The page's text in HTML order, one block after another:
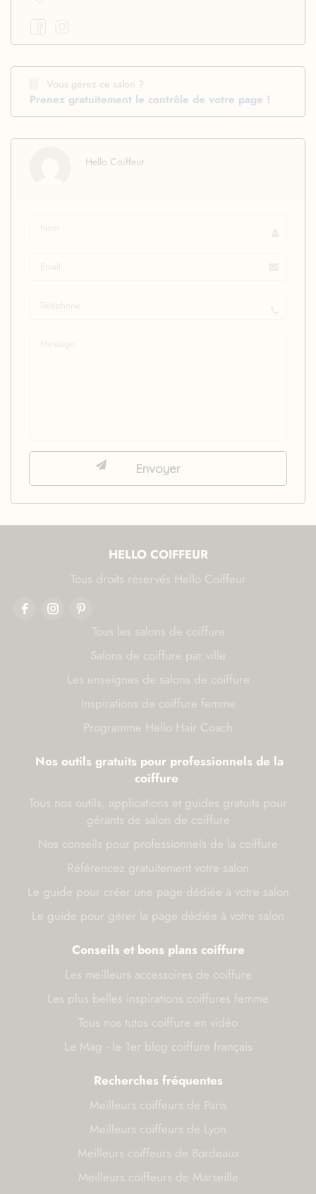
Vous gérez ce salon ?
Prenez gratuitement le contrôle de votre page !
Hello Coiffeur
HELLO COIFFEUR
Tous droits réservés Hello Coiffeur
Tous les salons de coiffure
Salons de coiffure par ville
Les enseignes de salons de coiffure
Inspirations de coiffure femme
Programme Hello Hair Coach
Nos outils gratuits pour professionnels de la
coiffure
Tous nos outils, applications et guides gratuits pour
gérants de salon de coiffure
Nos conseils pour professionnels de la coiffure
Référencez gratuitement votre salon
Le guide pour créer une page dédiée à votre salon
Le guide pour gérer la page dédiée à votre salon
Conseils et bons plans coiffure
Les meilleurs accessoires de coiffure
Les plus belles inspirations coiffures femme
Tous nos tutos coiffure en vidéo
Le Mag - le 1er blog coiffure français
Recherches fréquentes
Meilleurs coiffeurs de Paris
Meilleurs coiffeurs de Lyon
Meilleurs coiffeurs de Bordeaux
Meilleurs coiffeurs de Marseille